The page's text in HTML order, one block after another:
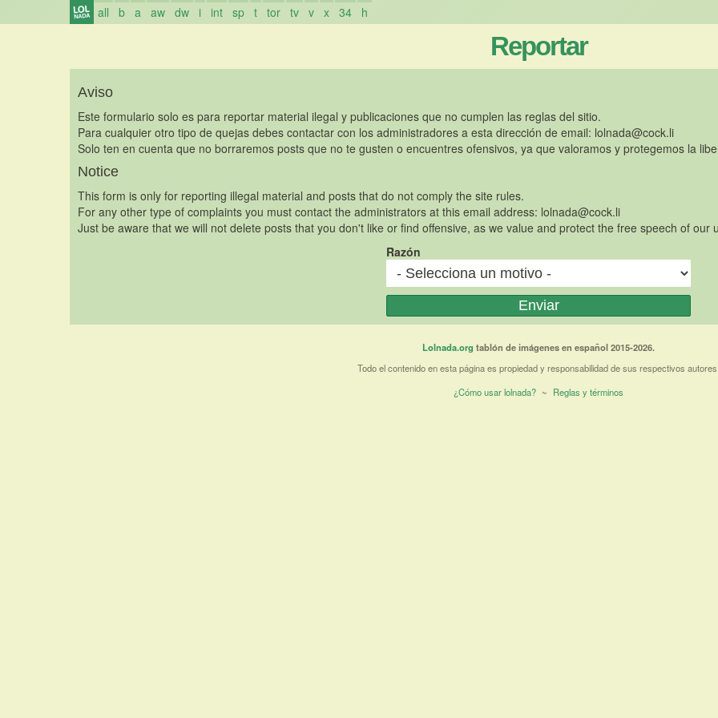
all b a aw dw i int sp t tor tv v x 34 h
Reportar
Aviso
Este formulario solo es para reportar material ilegal y publicaciones que no cumplen las reglas del sitio.
Para cualquier otro tipo de quejas debes contactar con los administradores a esta dirección de email: lolnada@cock.li
Solo ten en cuenta que no borraremos posts que no te gusten o encuentres ofensivos, ya que valoramos y protegemos la
Notice
This form is only for reporting illegal material and posts that do not comply the site rules.
For any other type of complaints you must contact the administrators at this email address: lolnada@cock.li
Just be aware that we will not delete posts that you don't like or find offensive, as we value and protect the free speech of our
Razón
Lolnada.org tablón de imágenes en español 2015-2026.
Todo el contenido en esta página es propiedad y responsabilidad de sus respectivos
¿Cómo usar lolnada? ~ Reglas y términos